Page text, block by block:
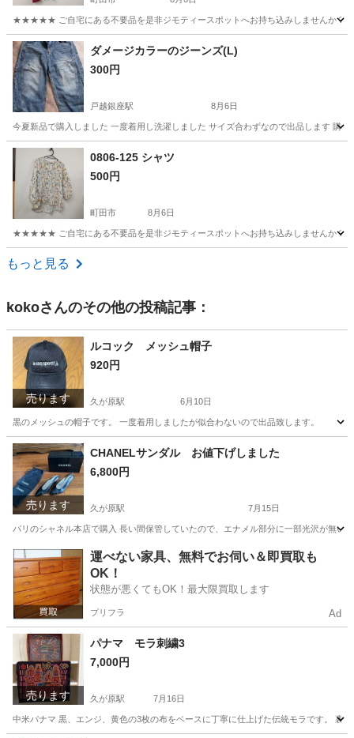
★★★★★ ご自宅にある不要品を是非ジモティースポットへお持ち込みしませんか？
東京 町田市 ポロシャツ
ダメージカラーのジーンズ(L)
300円
戸越銀座駅 8月6日
今夏新品で購入しました 一度着用し洗濯しました サイズ合わずなので出品します 購入
東京 品川区
0806-125 シャツ
500円
町田市 8月6日
★★★★★ ご自宅にある不要品を是非ジモティースポットへお持ち込みしませんか？
東京 町田市
もっと見る
kokoさんのその他の投稿記事：
売ります
ルコック メッシュ帽子
920円
久が原駅 6月10日
黒のメッシュの帽子です。 一度着用しましたが似合わないので出品致します。
東京 大田区 生活雑貨 ルコック
売ります
CHANELサンダル お値下げしました
6,800円
久が原駅 7月15日
パリのシャネル本店で購入 長い間保管していたので、エナメル部分に一部光沢が無
東京 大田区 久が原駅 靴 パリ
運べない家具、無料でお伺い＆即買取も
OK！
状態が悪くてもOK！最大限買取します
プリフラ Ad
売ります
パナマ モラ刺繍3
7,000円
久が原駅 7月16日
中米パナマ 黒、エンジ、黄色の3枚の布をベースに丁寧に仕上げた伝統モラです。